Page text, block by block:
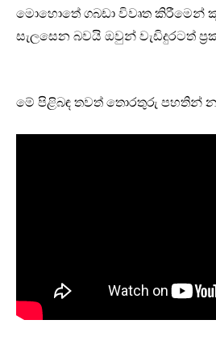
මොහොතේ ගබඩා විවෘත කිරීමෙන්
සැලසෙන බවයි ඔවුන් වැඩිදුරටත්
මේ පිළිබඳ තවත් තොරතුරු පහතින්